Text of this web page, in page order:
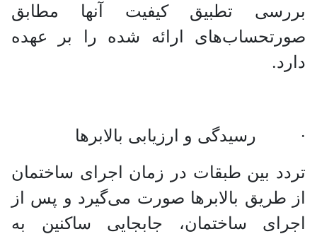
بررسی تطبیق کیفیت آنها مطابق
صورتحساب‌های ارائه شده را بر عهده
دارد.
· رسیدگی و ارزیابی بالابرها
تردد بین طبقات در زمان اجرای ساختمان
از طریق بالابرها صورت می‌گیرد و پس از
اجرای ساختمان، جابجایی ساکنین به